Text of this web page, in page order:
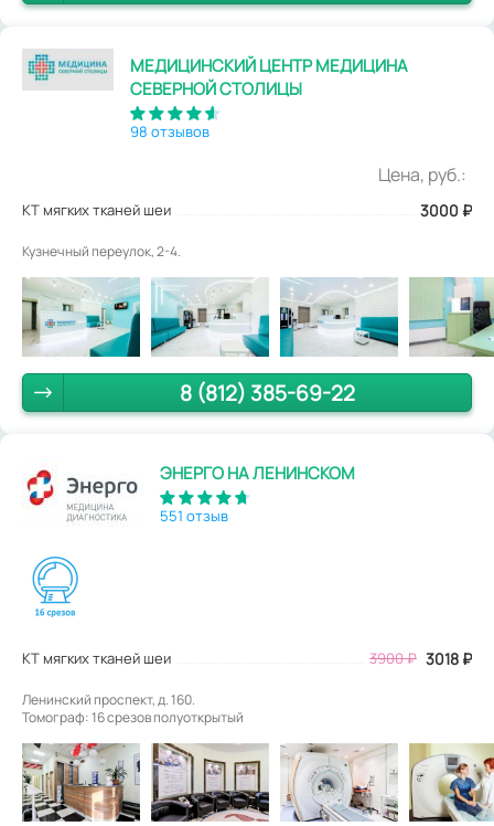
МЕДИЦИНСКИЙ ЦЕНТР МЕДИЦИНА
СЕВЕРНОЙ СТОЛИЦЫ
98 отзывов
Цена, руб.:
КТ мягких тканей шеи 3000 ₽
Кузнечный переулок, 2-4.
8 (812) 385-69-22
ЭНЕРГО НА ЛЕНИНСКОМ
551 отзыв
КТ мягких тканей шеи 3900₽ 3018 ₽
Ленинский проспект, д. 160.
Томограф: 16 срезов полуоткрытый